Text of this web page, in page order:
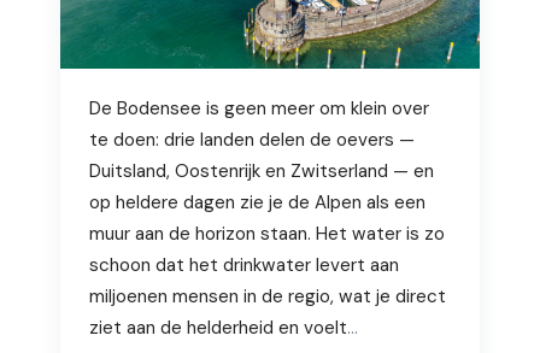
De Bodensee is geen meer om klein over
te doen: drie landen delen de oevers —
Duitsland, Oostenrijk en Zwitserland — en
op heldere dagen zie je de Alpen als een
muur aan de horizon staan. Het water is zo
schoon dat het drinkwater levert aan
miljoenen mensen in de regio, wat je direct
ziet aan de helderheid en voelt…